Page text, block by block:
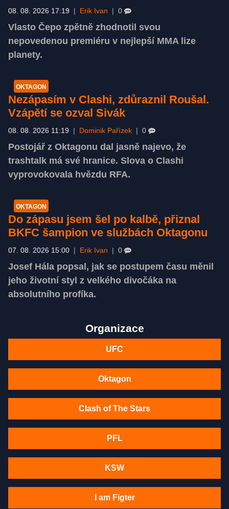
08. 08. 2026 17:19 Erik Ivan 0
Vlasto Čepo zpětně zhodnotil svou
nepovedenou premiéru v nejlepší MMA lize
planety.
OKTAGON
Nezápasím v Clashi, zdůraznil Roušal.
Vzápětí se ozval Sivák
08. 08. 2026 11:19 Dominik Pařízek 0
Postojář z Oktagonu dal jasně najevo, že
trashtalk má své hranice. Slova o Clashi
vyprovokovala hvězdu RFA.
OKTAGON
Do zápasu jsem šel po kalbě, přiznal
BKFC šampion ve službách Oktagonu
07. 08. 2026 15:00 Erik Ivan 0
Josef Hála popsal, jak se postupem času měnil
jeho životní styl z velkého divočáka na
absolutního profíka.
Organizace
UFC
Oktagon
Clash of The Stars
PFL
KSW
I am Figter